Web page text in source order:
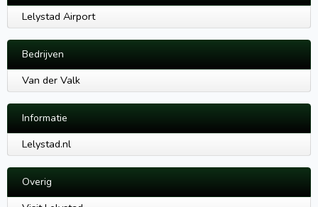
Lelystad Airport
Bedrijven
Van der Valk
Informatie
Lelystad.nl
Overig